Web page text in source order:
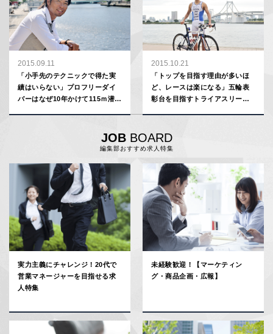
2015.09.11
「小手先のテクニックで得た実
績はいらない」プロフリーダイ
バーはなぜ10年かけて115ｍ潜っ
2015.10.21
「トップを目指す理由が多いほ
ど、レースは楽になる」五輪表
彰台を目指すトライアスリート
JOBBOARD
編集部おすすめ求人特集
実力主義にチャレンジ！20代で
営業マネージャーを目指せる求
人特集
未経験歓迎！【マーケティン
グ・商品企画・広報】